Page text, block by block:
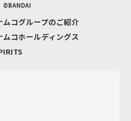
©BANDAI
コグループのご紹介
コホールディングス